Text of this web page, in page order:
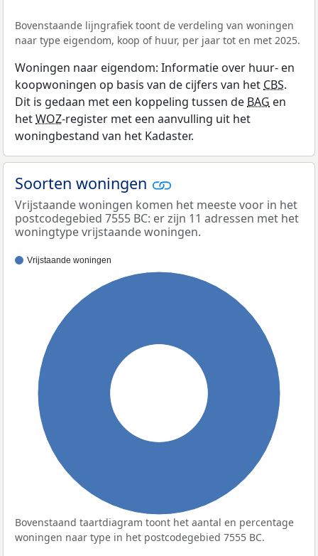
Bovenstaande lijngrafiek toont de verdeling van woningen
naar type eigendom, koop of huur, per jaar tot en met 2025.
Woningen naar eigendom: Informatie over huur- en
koopwoningen op basis van de cijfers van het CBS.
Dit is gedaan met een koppeling tussen de BAG en
hetWOZ-register met een aanvulling uit het
woningbestand van het Kadaster.
Soorten woningen
Vrijstaande woningen komen het meeste voor in het
postcodegebied 7555 BC: er zijn 11 adressen met het
woningtype vrijstaande woningen.
Vrijstaande woningen
Bovenstaand taartdiagram toont het aantal en percentage
woningen naar type in het postcodegebied 7555 BC.